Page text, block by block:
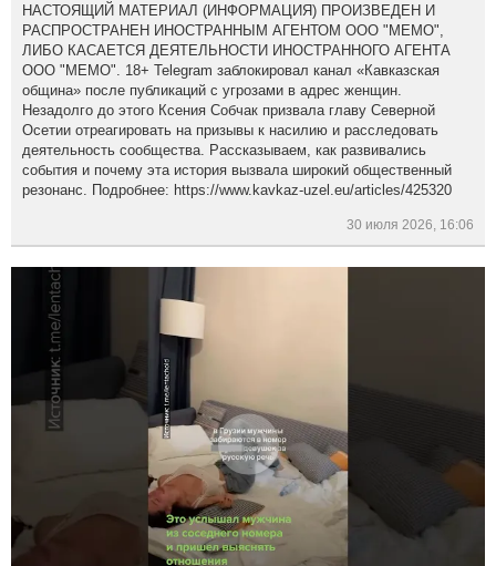
НАСТОЯЩИЙ МАТЕРИАЛ (ИНФОРМАЦИЯ) ПРОИЗВЕДЕН И
РАСПРОСТРАНЕН ИНОСТРАННЫМ АГЕНТОМ ООО "МЕМО",
ЛИБО КАСАЕТСЯ ДЕЯТЕЛЬНОСТИ ИНОСТРАННОГО АГЕНТА
ООО "МЕМО". 18+ Telegram заблокировал канал «Кавказская
община» после публикаций с угрозами в адрес женщин.
Незадолго до этого Ксения Собчак призвала главу Северной
Осетии отреагировать на призывы к насилию и расследовать
деятельность сообщества. Рассказываем, как развивались
события и почему эта история вызвала широкий общественный
резонанс. Подробнее: https://www.kavkaz-uzel.eu/articles/425320
30 июля 2026, 16:06